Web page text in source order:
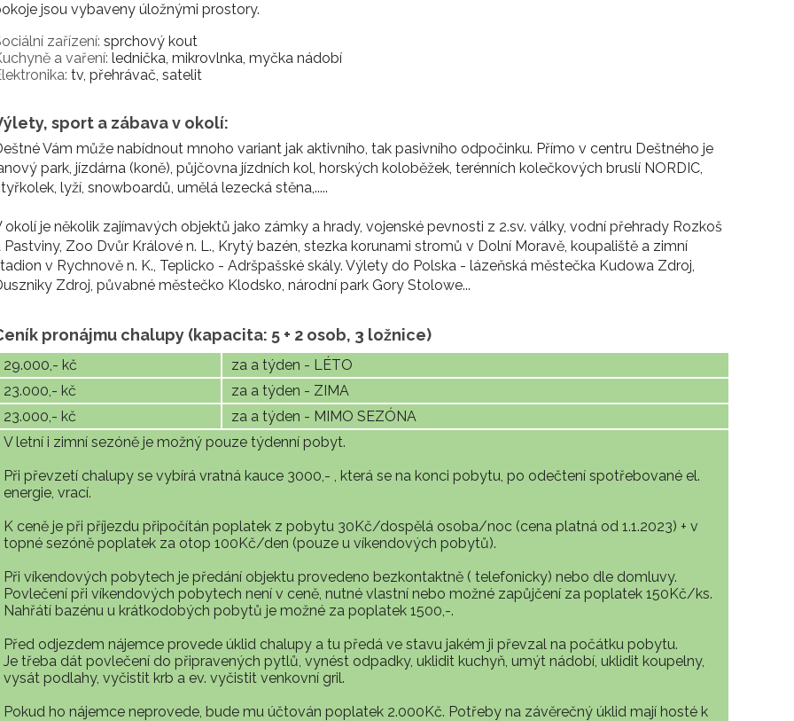
jsou vybaveny úložnými prostory.
zařízení: sprchový kout
a vaření: lednička, mikrovlnka, myčka nádobí
tv, přehrávač, satelit
sport a zábava v okolí:
Vám může nabídnout mnoho variant jak aktivního, tak pasivního odpočinku. Přímo v centru Deštného je
park, jízdárna (koně), půjčovna jízdních kol, horských koloběžek, terénních kolečkových bruslí NORDIC,
lyží, snowboardů, umělá lezecká stěna,.....
okolí je několik zajímavých objektů jako zámky a hrady, vojenské pevnosti z 2.sv. války, vodní přehrady Rozkoš
Pastviny, Zoo Dvůr Králové n. L., Krytý bazén, stezka korunami stromů v Dolní Moravě, koupaliště a zimní
v Rychnově n. K., Teplicko - Adršpašské skály. Výlety do Polska - lázeňská městečka Kudowa Zdroj,
Zdroj, půvabné městečko Klodsko, národní park Gory Stolowe...
pronájmu chalupy (kapacita: 5 + 2 osob, 3 ložnice)
29.000,- kč
za a týden - LÉTO
23.000,- kč
za a týden - ZIMA
23.000,- kč
za a týden - MIMO SEZÓNA
V letní i zimní sezóně je možný pouze týdenní pobyt.
Při převzetí chalupy se vybírá vratná kauce 3000,- , která se na konci pobytu, po odečtení spotřebované el.
energie, vrací.
K ceně je při příjezdu připočítán poplatek z pobytu 30Kč/dospělá osoba/noc (cena platná od 1.1.2023) + v
topné sezóně poplatek za otop 100Kč/den (pouze u víkendových pobytů).
Při víkendových pobytech je předání objektu provedeno bezkontaktně ( telefonicky) nebo dle domluvy.
Povlečení při víkendových pobytech není v ceně, nutné vlastní nebo možné zapůjčení za poplatek 150Kč/ks.
Nahřátí bazénu u krátkodobých pobytů je možné za poplatek 1500,-.
Před odjezdem nájemce provede úklid chalupy a tu předá ve stavu jakém ji převzal na počátku pobytu.
Je třeba dát povlečení do připravených pytlů, vynést odpadky, uklidit kuchyň, umýt nádobí, uklidit koupelny,
vysát podlahy, vyčistit krb a ev. vyčistit venkovní gril.
Pokud ho nájemce neprovede, bude mu účtován poplatek 2.000Kč. Potřeby na závěrečný úklid mají hosté k